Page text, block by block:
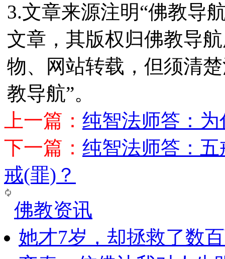
3.文章来源注明“佛教导
文章，其版权归佛教导
物、网站转载，但须清
教导航”。
上一篇： 纯智法师答：
下一篇： 纯智法师答：
戒(罪)？
佛教资讯
她才7岁，却拯救了数